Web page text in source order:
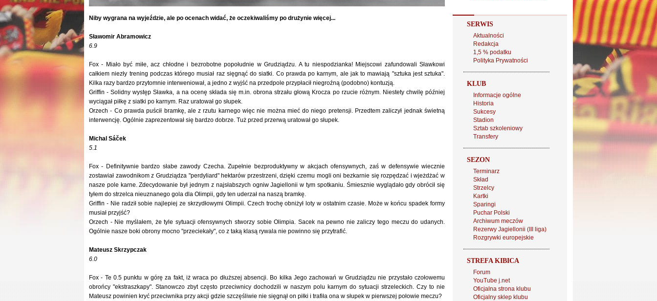
Niby wygrana na wyjeździe, ale po ocenach widać, że oczekiwaliśmy po drużynie więcej...
Sławomir Abramowicz
6.9
Fox - Miało być miłe, acz chłodne i bezrobotne popołudnie w Grudziądzu. A tu niespodzianka! Miejscowi zafundowali Sławkowi
całkiem niezły trening podczas którego musiał raz sięgnąć do siatki. Co prawda po karnym, ale jak to mawiają "sztuka jest sztuka".
Kilka razy bardzo przytomnie interweniował, a jedno z wyjść na przedpole przypłacił niegroźną (podobno) kontuzją.
Griffin - Solidny występ Sławka, a na ocenę składa się m.in. obrona strzału głową Krocza po rzucie różnym. Niestety chwilę później
wyciągał piłkę z siatki po karnym. Raz uratował go słupek.
Orzech - Co prawda puścił bramkę, ale z rzutu karnego więc nie można mieć do niego pretensji. Przedtem zaliczył jednak świetną
interwencję. Ogólnie zaprezentował się bardzo dobrze. Tuż przed przerwą uratował go słupek.
Michal Sáček
5.1
Fox - Definitywnie bardzo słabe zawody Czecha. Zupełnie bezproduktywny w akcjach ofensywnych, zaś w defensywie wiecznie
zostawiał zawodnikom z Grudziądza "perdyliard" hektarów przestrzeni, dzięki czemu mogli oni bezkarnie się rozpędzać i wjeżdżać w
nasze pole karne. Zdecydowanie był jednym z najsłabszych ogniw Jagiellonii w tym spotkaniu. Śmiesznie wyglądało gdy obrócił się
tyłem do strzelca nieuznanego gola dla Olimpii, gdy ten uderzał na naszą bramkę.
Griffin - Nie radził sobie najlepiej ze skrzydłowymi Olimpii. Czech trochę obniżył loty w ostatnim czasie. Może w końcu spadek formy
musiał przyjść?
Orzech - Nie myślałem, że tyle sytuacji ofensywnych stworzy sobie Olimpia. Sacek na pewno nie zaliczy tego meczu do udanych.
Ogólnie nasze boki obrony mocno "przeciekały", co z taką klasą rywala nie powinno się przytrafić.
Mateusz Skrzypczak
6.0
Fox - Te 0.5 punktu w górę za fakt, iż wraca po dłuższej absencji. Bo kilka Jego zachowań w Grudziądzu nie przystało czołowemu
obrońcy "ekstraszkapy". Stanowczo zbyt często przeciwnicy dochodzili w naszym polu karnym do sytuacji strzeleckich. Czy to nie
Mateusz powinien kryć przeciwnika przy akcji gdzie szczęśliwie nie sięgnął on piłki i trafiła ona w słupek w pierwszej połowie meczu?
SERWIS
Aktualności
Redakcja
1,5 % podatku
Polityka Prywatności
KLUB
Informacje ogólne
Historia
Sukcesy
Stadion
Sztab szkoleniowy
Transfery
SEZON
Terminarz
Skład
Strzelcy
Kartki
Sparingi
Puchar Polski
Archiwum meczów
Rezerwy Jagiellonii (III liga)
Rozgrywki europejskie
STREFA KIBICA
Forum
YouTube j.net
Oficjalna strona klubu
Oficjalny sklep klubu